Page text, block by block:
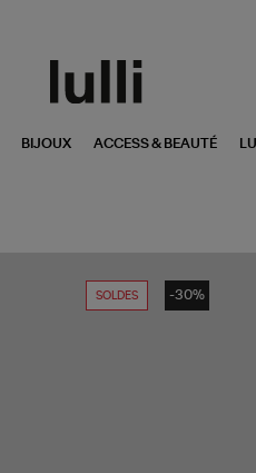
BIJOUX ACCESS & BEAUTÉ LUI
SOLDES -30%